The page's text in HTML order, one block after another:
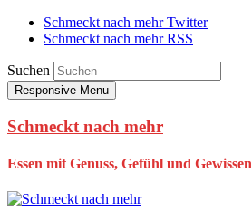
Schmeckt nach mehr Twitter
Schmeckt nach mehr RSS
Suchen
Responsive Menu
Schmeckt nach mehr
Essen mit Genuss, Gefühl und Gewissen